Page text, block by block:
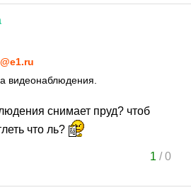
видеонаблюдения.
снимает пруд? чтоб
что ль?
1 /0